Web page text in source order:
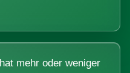
mehr oder weniger